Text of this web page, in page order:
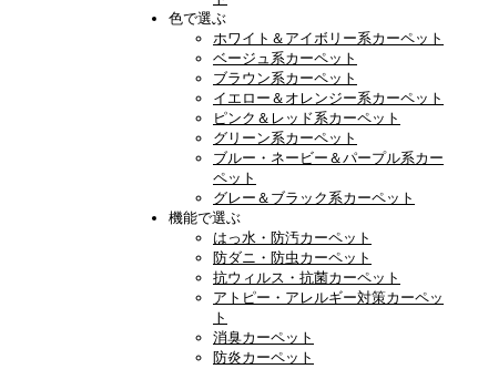
色で選ぶ
ホワイト＆アイボリー系カーペット
ベージュ系カーペット
ブラウン系カーペット
イエロー＆オレンジー系カーペット
ピンク＆レッド系カーペット
グリーン系カーペット
ブルー・ネービー＆パープル系カー
ペット
グレー＆ブラック系カーペット
機能で選ぶ
はっ水・防汚カーペット
防ダニ・防虫カーペット
抗ウィルス・抗菌カーペット
アトピー・アレルギー対策カーペッ
ト
消臭カーペット
防炎カーペット